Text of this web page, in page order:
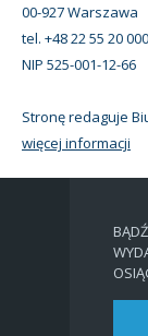
00-927 Warszawa
tel. +48 22 55 20 000
NIP 525-001-12-66
Stronę redaguje
więcej informacji